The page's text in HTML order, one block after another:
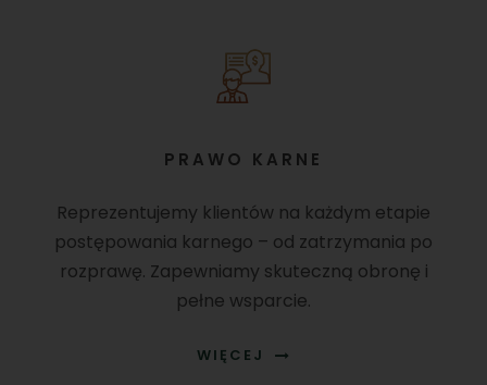
PRAWO KARNE
Reprezentujemy klientów na każdym etapie
postępowania karnego – od zatrzymania po
rozprawę. Zapewniamy skuteczną obronę i
pełne wsparcie.
WIĘCEJ